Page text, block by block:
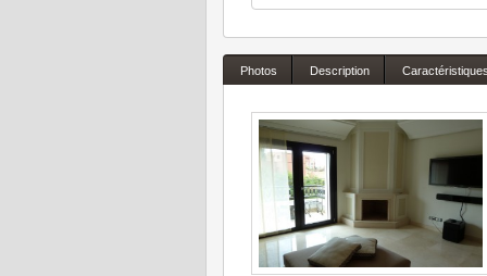
Photos Description